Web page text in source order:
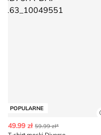
POPULARNE
49.99 zł 59.99 zł*